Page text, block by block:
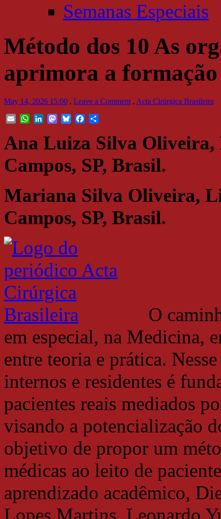
Semanas Especiais
Método dos 10 As
aprimora a
May 14, 2026 15:00 , Leave a Comment , Acta Cirúrgica Brasileira
Email WhatsApp
LinkedInMastodonBlueskyFacebook
Ana Luiza Silva Oliveira,
Campos, SP, Brasil.
Mariana Silva Oliveira,
Campos, SP, Brasil.
O
em especial, na Medicina,
entre teoria e prática.
internos e residentes é
pacientes reais mediados
visando a potencialização
objetivo de propor um
médicas ao leito de
aprendizado acadêmico,
Lopes Martins, Leonardo